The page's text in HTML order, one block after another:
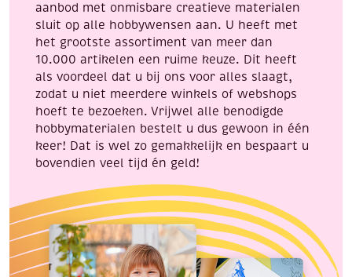
aanbod met onmisbare creatieve materialen
sluit op alle hobbywensen aan. U heeft met
het grootste assortiment van meer dan
10.000 artikelen een ruime keuze. Dit heeft
als voordeel dat u bij ons voor alles slaagt,
zodat u niet meerdere winkels of webshops
hoeft te bezoeken. Vrijwel alle benodigde
hobbymaterialen bestelt u dus gewoon in één
keer! Dat is wel zo gemakkelijk en bespaart u
bovendien veel tijd én geld!